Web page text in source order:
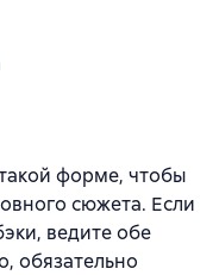
30 оценок
форме, чтобы
сюжета. Если
ведите обе
обязательно